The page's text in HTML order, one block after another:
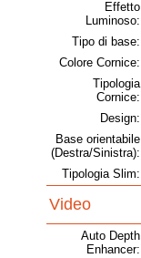
Effetto
Luminoso:
Tipo di base:
Colore Cornice:
Tipologia
Cornice:
Design:
Base orientabile
(Destra/Sinistra):
Tipologia Slim:
Video
Auto Depth
Enhancer: